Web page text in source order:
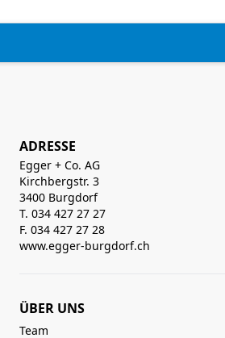
ADRESSE
Egger + Co. AG
Kirchbergstr. 3
3400 Burgdorf
T. 034 427 27 27
F. 034 427 27 28
www.egger-burgdorf.ch
ÜBER UNS
Team